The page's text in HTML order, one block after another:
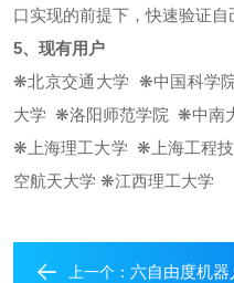
口实现的前提下，快速验证自
5、现有用户
❋北京交通大学 ❋中国科学
大学 ❋洛阳师范学院 ❋中南
❋上海理工大学 ❋上海工程
空航天大学 ❋江西理工大学
上一个： 六自由度机器